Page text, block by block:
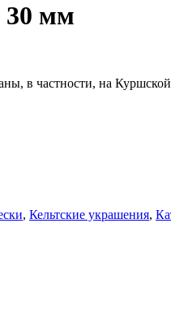
30 мм
в частности, на
, Кельтские украшения,